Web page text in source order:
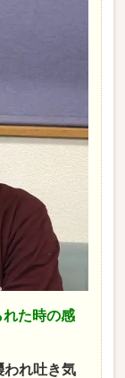
れた時の感
われ吐き気